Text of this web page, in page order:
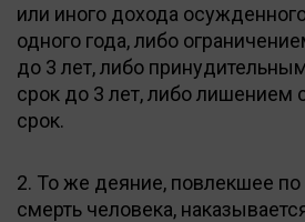
или иного дохода
одного года, либо
до 3 лет, либо
срок до 3 лет, либо лишением
срок.
2. То же деяние, повлекшее
смерть человека,